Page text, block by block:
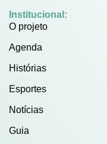
Institucional:
O projeto
Agenda
Histórias
Esportes
Notícias
Guia